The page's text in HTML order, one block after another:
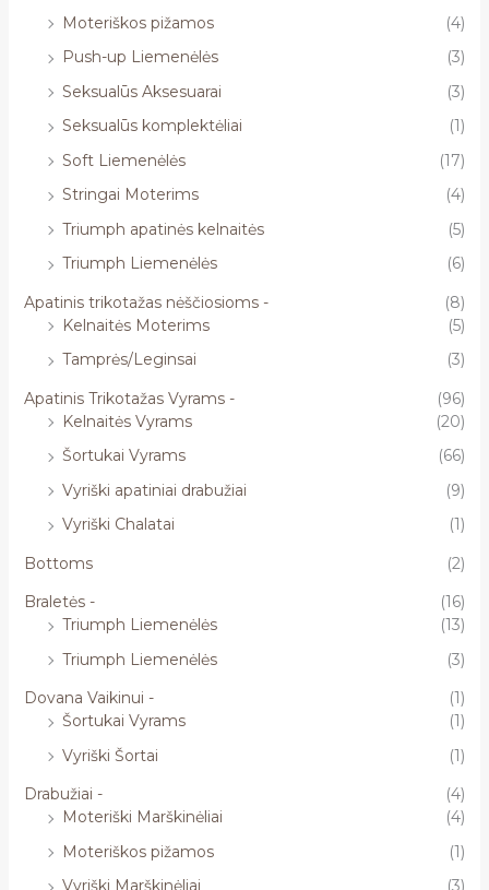
Moteriškos pižamos
(4)
Push-up Liemenėlės
(3)
Seksualūs Aksesuarai
(3)
Seksualūs komplektėliai
(1)
Soft Liemenėlės
(17)
Stringai Moterims
(4)
Triumph apatinės kelnaitės
(5)
Triumph Liemenėlės
(6)
Apatinis trikotažas nėščiosioms -
(8)
Kelnaitės Moterims
(5)
Tamprės/Leginsai
(3)
Apatinis Trikotažas Vyrams -
(96)
Kelnaitės Vyrams
(20)
Šortukai Vyrams
(66)
Vyriški apatiniai drabužiai
(9)
Vyriški Chalatai
(1)
Bottoms
(2)
Braletės -
(16)
Triumph Liemenėlės
(13)
Triumph Liemenėlės
(3)
Dovana Vaikinui -
(1)
Šortukai Vyrams
(1)
Vyriški Šortai
(1)
Drabužiai -
(4)
Moteriški Marškinėliai
(4)
Moteriškos pižamos
(1)
Vyriški Marškinėliai
(3)